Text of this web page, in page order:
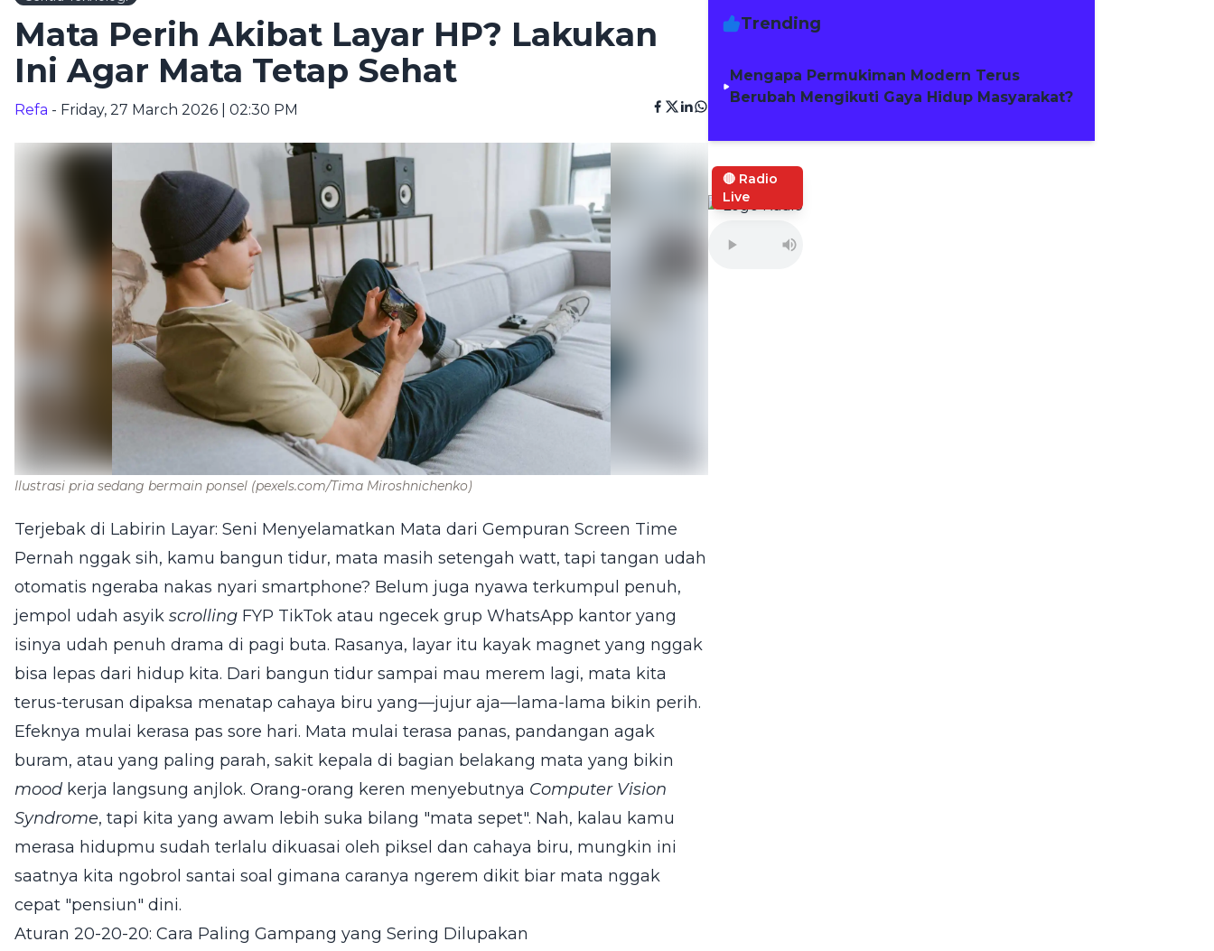
Mata Perih Akibat Layar HP? Lakukan
Ini Agar Mata Tetap Sehat
Refa - Friday, 27 March 2026 | 02:30 PM
Ilustrasi pria sedang bermain ponsel (pexels.com/Tima Miroshnichenko)
Terjebak di Labirin Layar: Seni Menyelamatkan Mata dari Gempuran Screen Time
Pernah nggak sih, kamu bangun tidur, mata masih setengah watt, tapi tangan udah
otomatis ngeraba nakas nyari smartphone? Belum juga nyawa terkumpul penuh,
jempol udah asyik scrolling FYP TikTok atau ngecek grup WhatsApp kantor yang
isinya udah penuh drama di pagi buta. Rasanya, layar itu kayak magnet yang nggak
bisa lepas dari hidup kita. Dari bangun tidur sampai mau merem lagi, mata kita
terus-terusan dipaksa menatap cahaya biru yang—jujur aja—lama-lama bikin perih.
Efeknya mulai kerasa pas sore hari. Mata mulai terasa panas, pandangan agak
buram, atau yang paling parah, sakit kepala di bagian belakang mata yang bikin
mood kerja langsung anjlok. Orang-orang keren menyebutnya Computer Vision
Syndrome, tapi kita yang awam lebih suka bilang "mata sepet". Nah, kalau kamu
merasa hidupmu sudah terlalu dikuasai oleh piksel dan cahaya biru, mungkin ini
saatnya kita ngobrol santai soal gimana caranya ngerem dikit biar mata nggak
cepat "pensiun" dini.
Aturan 20-20-20: Cara Paling Gampang yang Sering Dilupakan
Trending
Mengapa Permukiman Modern Terus
Berubah Mengikuti Gaya Hidup Masyarakat?
🔴 Radio
Live